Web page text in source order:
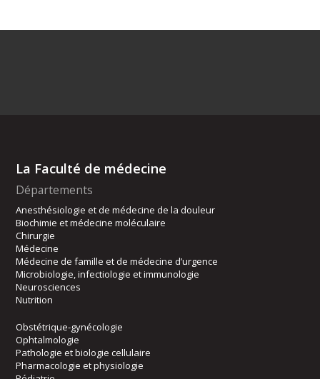
La Faculté de médecine
Départements
Anesthésiologie et de médecine de la douleur
Biochimie et médecine moléculaire
Chirurgie
Médecine
Médecine de famille et de médecine d’urgence
Microbiologie, infectiologie et immunologie
Neurosciences
Nutrition
Obstétrique-gynécologie
Ophtalmologie
Pathologie et biologie cellulaire
Pharmacologie et physiologie